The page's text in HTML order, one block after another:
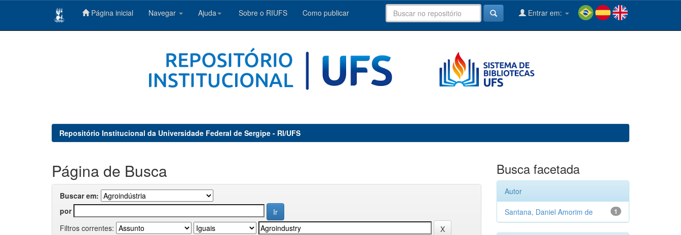
Página inicial Navegar Ajuda Sobre o RIUFS Como publicar Entrar em:
Repositório Institucional da Universidade Federal de Sergipe - RI/UFS
Página de Busca
Buscar em:
por
Filtros correntes:
Busca facetada
Autor
1
Santana, Daniel Amorim de